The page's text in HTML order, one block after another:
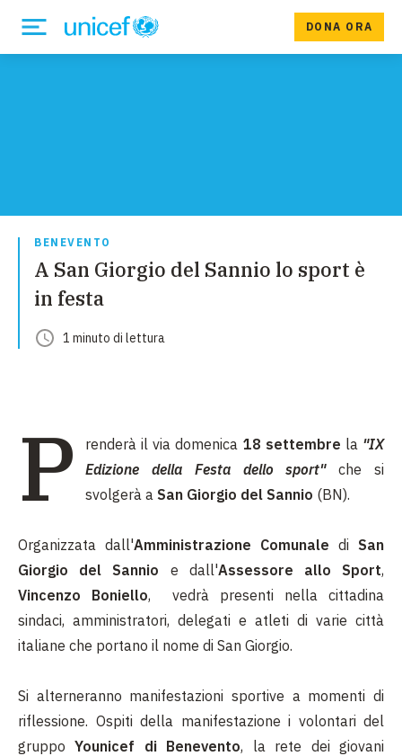
DONA ORA
BENEVENTO
A San Giorgio del Sannio lo sport è
in festa
1 minuto di lettura
P renderà il via domenica 18 settembre la "IX
Edizione della Festa dello sport"che si
svolgerà a San Giorgio del Sannio (BN).
Organizzata dall'Amministrazione Comunale di San
Giorgio del Sannio e dall'Assessore allo Sport,
Vincenzo Boniello, vedrà presenti nella cittadina
sindaci, amministratori, delegati e atleti di varie città
italiane che portano il nome di San Giorgio.
Si alterneranno manifestazioni sportive a momenti di
riflessione. Ospiti della manifestazione i volontari del
gruppoYounicef di Benevento, la rete dei giovani